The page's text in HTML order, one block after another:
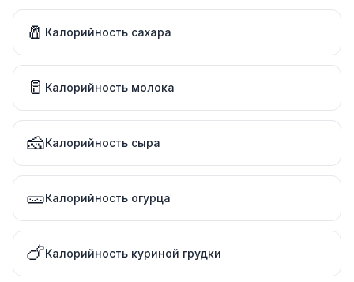
🧂 Калорийность сахара
🥛 Калорийность молока
🧀Калорийность сыра
🥒Калорийность огурца
🍗Калорийность куриной грудки